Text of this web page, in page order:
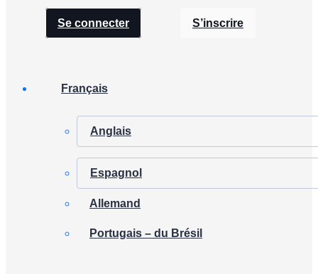
Se connecter S’inscrire
Français
Anglais
Espagnol
Allemand
Portugais – du Brésil